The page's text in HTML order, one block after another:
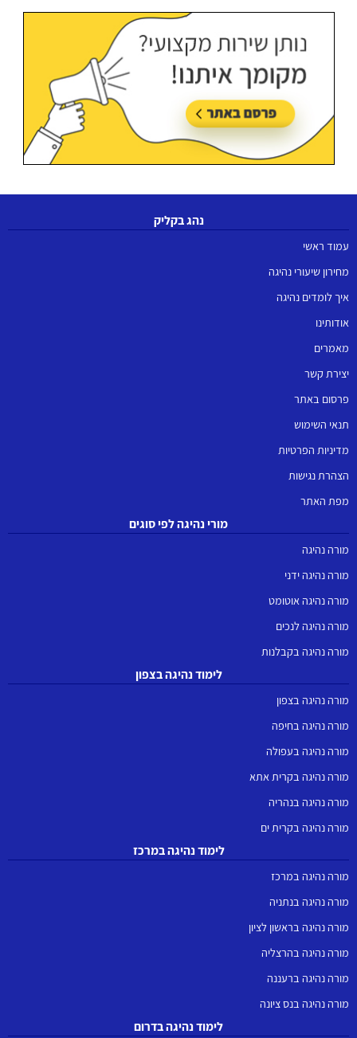
נהג בקליק
עמוד ראשי
מחירון שיעורי נהיגה
איך לומדים נהיגה
אודותינו
מאמרים
יצירת קשר
פרסום באתר
תנאי השימוש
מדיניות הפרטיות
הצהרת נגישות
מפת האתר
מורי נהיגה לפי סוגים
מורה נהיגה
מורה נהיגה ידני
מורה נהיגה אוטומט
מורה נהיגה לנכים
מורה נהיגה בקבלנות
לימוד נהיגה בצפון
מורה נהיגה בצפון
מורה נהיגה בחיפה
מורה נהיגה בעפולה
מורה נהיגה בקרית אתא
מורה נהיגה בנהריה
מורה נהיגה בקרית ים
לימוד נהיגה במרכז
מורה נהיגה במרכז
מורה נהיגה בנתניה
מורה נהיגה בראשון לציון
מורה נהיגה בהרצליה
מורה נהיגה ברעננה
מורה נהיגה בנס ציונה
לימוד נהיגה בדרום